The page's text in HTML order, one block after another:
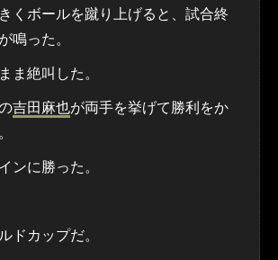
くボールを蹴り上げると、試合終
鳴った。
ま絶叫した。
吉田麻也が両手を挙げて勝利をか
ンに勝った。
ドカップだ。